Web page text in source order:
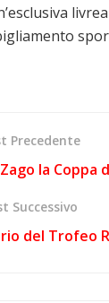
Precedente
la Coppa
Successivo
del Trofeo